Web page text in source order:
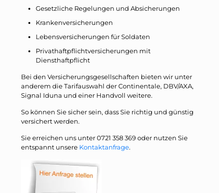
Gesetzliche Regelungen und Absicherungen
Krankenversicherungen
Lebensversicherungen für Soldaten
Privathaftpflichtversicherungen mit
Diensthaftpflicht
Bei den Versicherungsgesellschaften bieten wir unter
anderem die Tarifauswahl der Continentale, DBV/AXA,
Signal Iduna und einer Handvoll weitere.
So können Sie sicher sein, dass Sie richtig und günstig
versichert werden.
Sie erreichen uns unter 0721 358 369 oder nutzen Sie
entspannt unsere Kontaktanfrage.